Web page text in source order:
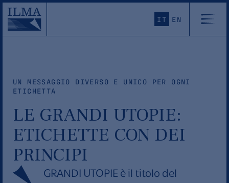
IT EN
UN MESSAGGIO DIVERSO E UNICO PER OGNI
ETICHETTA
LE GRANDI UTOPIE:
ETICHETTE CON DEI
PRINCIPI
GRANDI UTOPIE è il titolo del